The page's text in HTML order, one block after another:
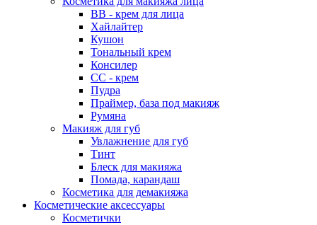
ВВ - крем для лица
Хайлайтер
Кушон
Тональный крем
Консилер
СС - крем
Пудра
Праймер, база под макияж
Румяна
Макияж для губ
Увлажнение для губ
Тинт
Блеск для макияжа
Помада, карандаш
Косметика для демакияжа
Косметические аксессуары
Косметички